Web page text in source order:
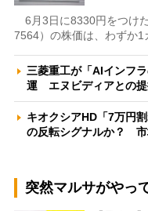
6月3日に8330円をつけ
7564）の株価は、わずか
三菱重工が「AIインフ
運 エヌビディアとの
キオクシアHD「7万円
の反転シグナルか？
突然マルサがやっ